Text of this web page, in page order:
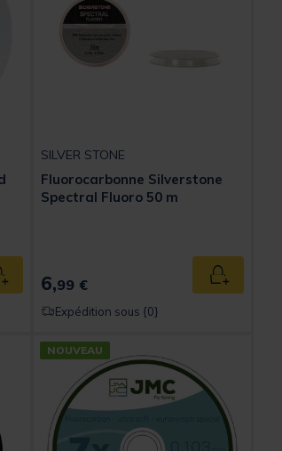
au panier
SILVER STONE
Fluorocarbonne Silverstone
Spectral Fluoro 50 m
6,99 € Ajouter
Expédition sous {0}
NOUVEAU